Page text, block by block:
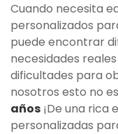
Cuando necesita
personalizados
puede encontrar
necesidades
dificultades para
nosotros esto no
años ¡De una rica
personalizadas